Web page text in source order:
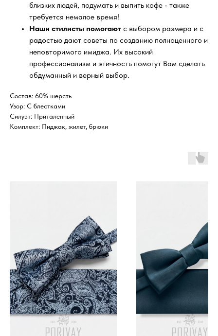
близких людей, подумать и выпить кофе - также
требуется немалое время!
Наши стилисты помогают с выбором размера и с
радостью дают советы по созданию полноценного и
неповторимого имиджа. Их высокий
профессионализм и этичность помогут Вам сделать
обдуманный и верный выбор.
Состав: 60% шерсть
Узор: С блестками
Силуэт: Приталенный
Комплект: Пиджак, жилет, брюки